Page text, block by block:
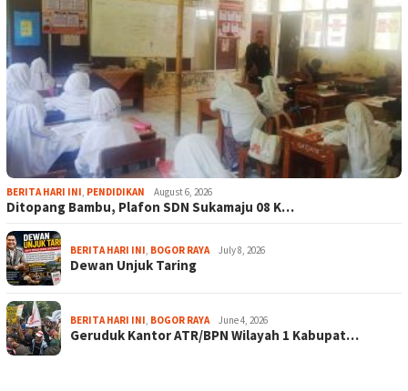
BERITA HARI INI, PENDIDIKAN August 6, 2026
Ditopang Bambu, Plafon SDN Sukamaju 08 K…
BERITA HARI INI, BOGOR RAYA July 8, 2026
Dewan Unjuk Taring
BERITA HARI INI, BOGOR RAYA June 4, 2026
Geruduk Kantor ATR/BPN Wilayah 1 Kabupat…